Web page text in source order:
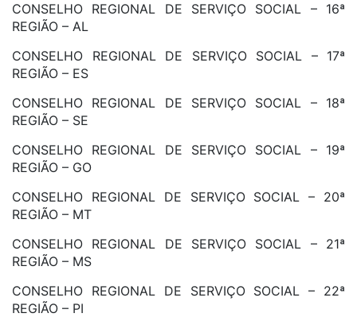
CONSELHO REGIONAL DE SERVIÇO SOCIAL – 16ª
REGIÃO – AL
CONSELHO REGIONAL DE SERVIÇO SOCIAL – 17ª
REGIÃO – ES
CONSELHO REGIONAL DE SERVIÇO SOCIAL – 18ª
REGIÃO – SE
CONSELHO REGIONAL DE SERVIÇO SOCIAL – 19ª
REGIÃO – GO
CONSELHO REGIONAL DE SERVIÇO SOCIAL – 20ª
REGIÃO – MT
CONSELHO REGIONAL DE SERVIÇO SOCIAL – 21ª
REGIÃO – MS
CONSELHO REGIONAL DE SERVIÇO SOCIAL – 22ª
REGIÃO – PI